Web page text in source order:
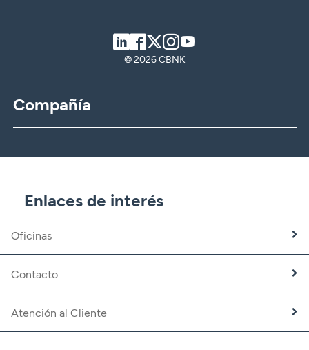
LinkedIn
Facebook
TwitterInstagram
© 2026 CBNK
Compañía
CBNK Gestión de Activos
Banca Partner
Trabaja con nosotros
Fundación CBNK
Enlaces de interés
Oficinas
Contacto
Atención al Cliente